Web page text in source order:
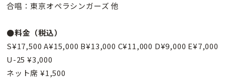
合唱：東京オペラシンガーズ 他
●料金（税込）
S¥17,500 A¥15,000 B¥13,000 C¥11,000 D¥9,000 E¥7,000
U-25 ¥3,000
ネット席 ¥1,500